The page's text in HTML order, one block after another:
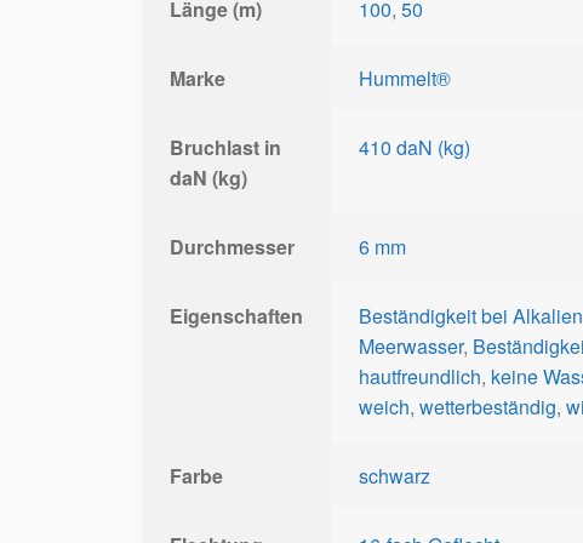
Länge (m) 100, 50
Marke Hummelt®
Bruchlast in
daN (kg)
410 daN (kg)
Durchmesser 6 mm
Eigenschaften Beständigkeit bei Alkalien
Meerwasser,
hautfreundlich, keine
weich, wetterbeständig,
Farbe schwarz